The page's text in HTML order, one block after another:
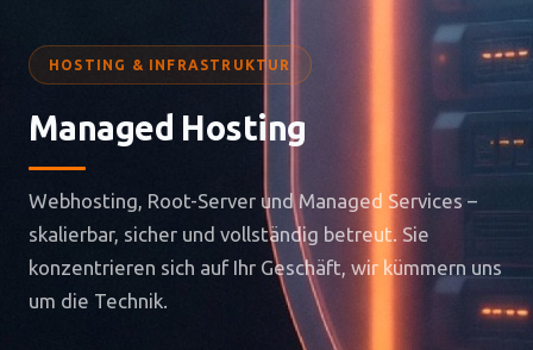
HOSTING & INFRASTRUKTUR
Managed Hosting
Webhosting, Root-Server und Managed Services –
skalierbar, sicher und vollständig betreut. Sie
konzentrieren sich auf Ihr Geschäft, wir kümmern uns
um die Technik.